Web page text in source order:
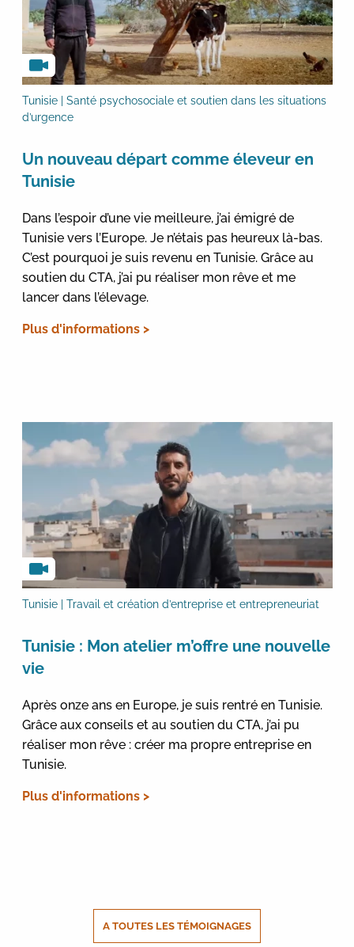
Tunisie | Santé psychosociale et soutien dans les situations
d’urgence
Un nouveau départ comme éleveur en
Tunisie
Dans l’espoir d’une vie meilleure, j’ai émigré de
Tunisie vers l’Europe. Je n’étais pas heureux là-bas.
C’est pourquoi je suis revenu en Tunisie. Grâce au
soutien du CTA, j’ai pu réaliser mon rêve et me
lancer dans l’élevage.
Plus d'informations >
Tunisie | Travail et création d’entreprise et entrepreneuriat
Tunisie : Mon atelier m’offre une nouvelle
vie
Après onze ans en Europe, je suis rentré en Tunisie.
Grâce aux conseils et au soutien du CTA, j’ai pu
réaliser mon rêve : créer ma propre entreprise en
Tunisie.
Plus d'informations >
A TOUTES LES TÉMOIGNAGES